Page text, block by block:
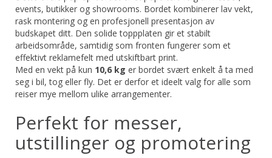
events, butikker og showrooms. Bordet kombinerer lav vekt,
rask montering og en profesjonell presentasjon av
budskapet ditt. Den solide toppplaten gir et stabilt
arbeidsområde, samtidig som fronten fungerer som et
effektivt reklamefelt med utskiftbart print.
Med en vekt på kun 10,6 kg er bordet svært enkelt å ta med
seg i bil, tog eller fly. Det er derfor et ideelt valg for alle som
reiser mye mellom ulike arrangementer.
Perfekt for messer,
utstillinger og promotering